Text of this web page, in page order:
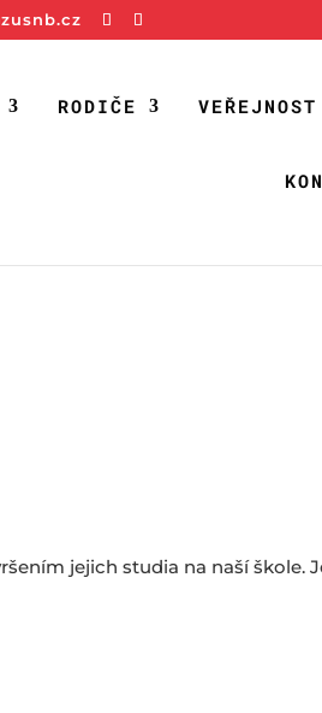
RODIČE VEŘEJNOST
jejich studia na naší